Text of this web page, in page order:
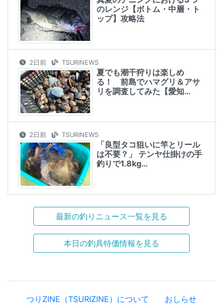
のレンジ【ボトム・中層・ト
ップ】攻略法
2日前 TSURINEWS
夏でも潮干狩りは楽しめ
る！ 前島でハマグリ＆アサ
リを調査してみた【愛知…
2日前 TSURINEWS
「良型タコ狙いに竿とリール
は不要？」 テンヤ仕掛けの手
釣りで1.8kg…
最新の釣りニュース一覧を見る
本日の釣具特価情報を見る
つりZINE（TSURIZINE）について おしらせ